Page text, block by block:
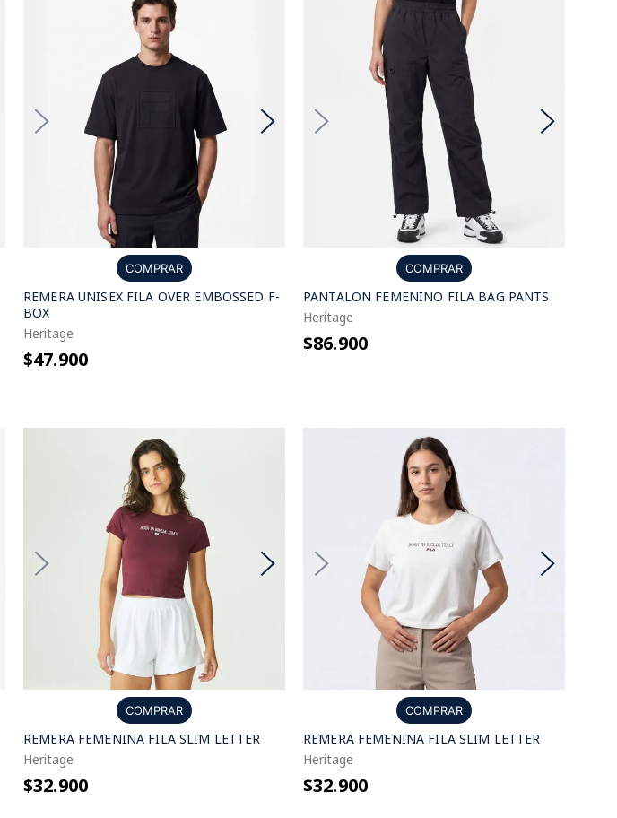
COMPRAR
REMERA UNISEX FILA OVER EMBOSSED F-
BOX
Heritage
$47.900
COMPRAR
PANTALON FEMENINO FILA BAG PANTS
Heritage
$86.900
COMPRAR
REMERA FEMENINA FILA SLIM LETTER
Heritage
$32.900
COMPRAR
REMERA FEMENINA FILA SLIM LETTER
Heritage
$32.900